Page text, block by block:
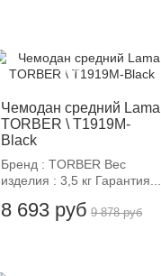
Чемодан средний Lama
TORBER \ T1919M-
Black
Бренд : TORBER Вес
изделия : 3,5 кг Гарантия...
8 693 руб
-12%
9 878 руб